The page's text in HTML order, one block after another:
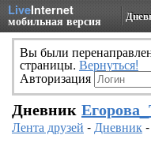
LiveInternet
мобильная версия
Вы были
страницы. Вернуться!
Авторизация
Дневник
Лента друзей -Дневник-